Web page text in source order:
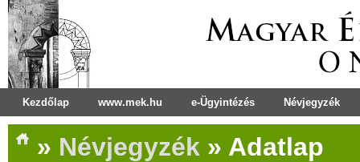
Kezdőlap www.mek.hu e-Ügyintézés Névjegyzék
» Névjegyzék » Adatlap